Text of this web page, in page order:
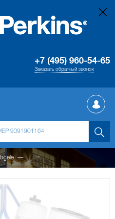
+7 (495) 960-54-65
Заказать обратный звонок